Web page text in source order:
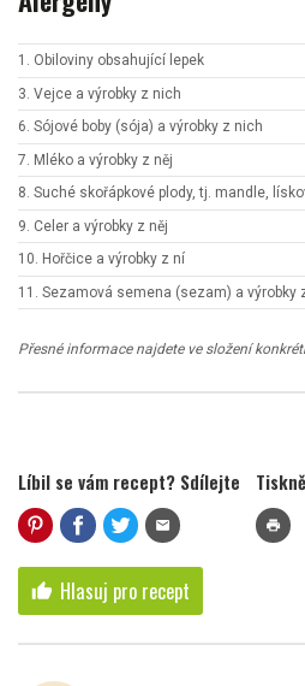
1. Obiloviny obsahující lepek
3. Vejce a výrobky z nich
6. Sójové boby (sója) a výrobky z nich
7. Mléko a výrobky z něj
8. Suché skořápkové plody, tj. mandle,
9. Celer a výrobky z něj
10. Hořčice a výrobky z ní
11. Sezamová semena (sezam) a výrobky
Přesné informace najdete ve složení
Líbil se vám recept? Sdílejte
mail print
thumb_up Hlasuj pro recept